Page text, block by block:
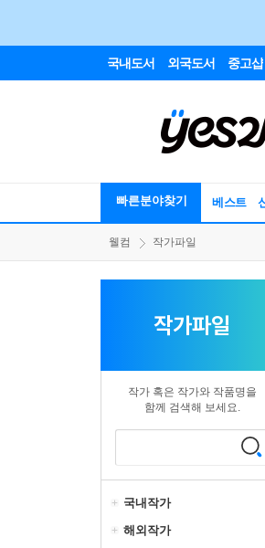
국내도서 외국도서 중고샵
빠른분야찾기 베스트
웰컴 작가파일
작가파일
작가 혹은 작가와 작품명을
함께 검색해 보세요.
국내작가
해외작가